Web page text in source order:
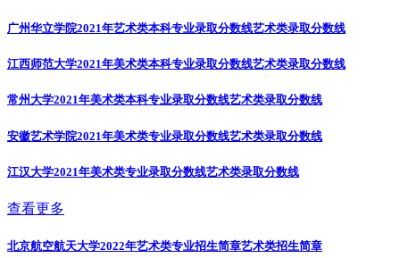
广州华立学院2021年艺术类本科专业录取分数线艺术类录取分数线
江西师范大学2021年美术类本科专业录取分数线艺术类录取分数线
常州大学2021年美术类本科专业录取分数线艺术类录取分数线
安徽艺术学院2021年美术类专业录取分数线艺术类录取分数线
江汉大学2021年美术类专业录取分数线艺术类录取分数线
查看更多
北京航空航天大学2022年艺术类专业招生简章艺术类招生简章